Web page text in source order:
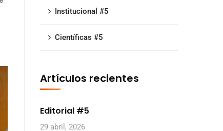
Institucional #5
Científicas #5
Artículos recientes
Editorial #5
29 abril, 2026